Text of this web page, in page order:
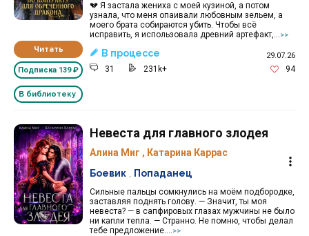
Читать
Подписка 139 ₽
В библиотеку
💔 Я застала жениха с моей кузиной, а потом
узнала, что меня опаивали любовным зельем, а
моего брата собираются убить. Чтобы всё
исправить, я использовала древний артефакт,...>>
В процессе 29.07.26
31 231k+ 94
Невеста для главного злодея
Алина Миг , Катарина Каррас
Сильные пальцы сомкнулись на моём подбородке,
заставляя поднять голову. — Значит, ты моя
невеста? — в сапфировых глазах мужчины не было
ни капли тепла. — Странно. Не помню, чтобы делал
тебе предложение....>>
Боевик Попаданец